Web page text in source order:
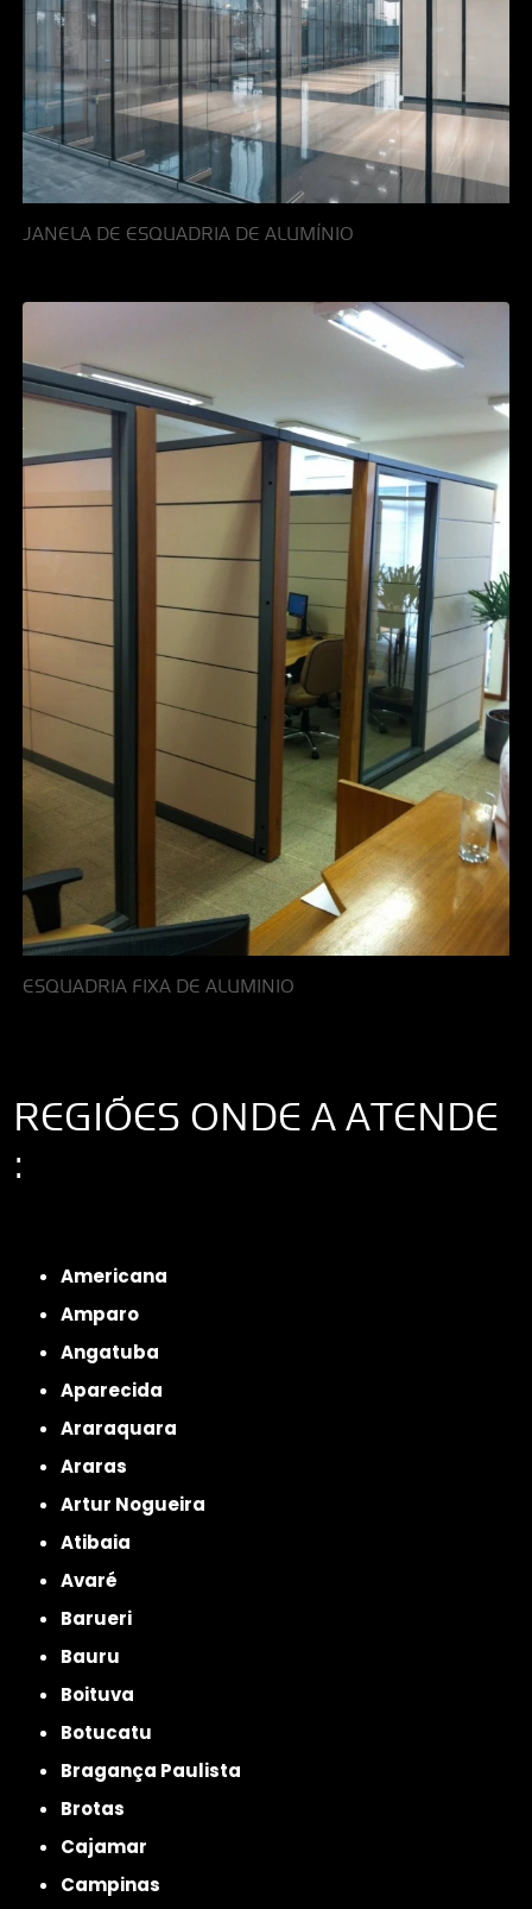
JANELA DE ESQUADRIA DE ALUMÍNIO
ESQUADRIA FIXA DE ALUMINIO
REGIÕES ONDE A ATENDE
:
Americana
Amparo
Angatuba
Aparecida
Araraquara
Araras
Artur Nogueira
Atibaia
Avaré
Barueri
Bauru
Boituva
Botucatu
Bragança Paulista
Brotas
Cajamar
Campinas